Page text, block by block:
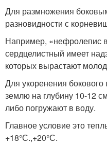
Для размножения
разновидности с
Например, «нефролепис
сердцелистный имеет
которых вырастают
Для укоренения
землю на глубину 10-12
либо погружают в воду.
Главное условие это
+18°С.,+20°С.